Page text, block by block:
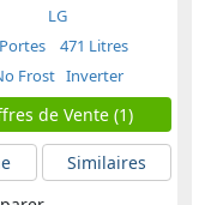
LG
471 Litres
Frost Inverter
de Vente (1)
Similaires